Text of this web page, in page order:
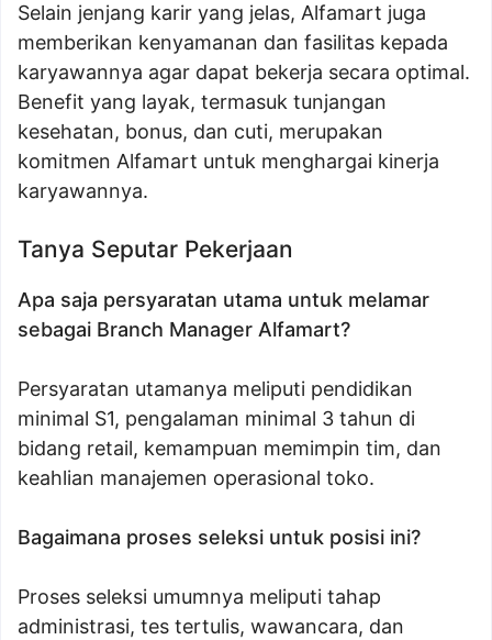
Selain jenjang karir yang jelas, Alfamart juga
memberikan kenyamanan dan fasilitas kepada
karyawannya agar dapat bekerja secara optimal.
Benefit yang layak, termasuk tunjangan
kesehatan, bonus, dan cuti, merupakan
komitmen Alfamart untuk menghargai kinerja
karyawannya.
Tanya Seputar Pekerjaan
Apa saja persyaratan utama untuk melamar
sebagai Branch Manager Alfamart?
Persyaratan utamanya meliputi pendidikan
minimal S1, pengalaman minimal 3 tahun di
bidang retail, kemampuan memimpin tim, dan
keahlian manajemen operasional toko.
Bagaimana proses seleksi untuk posisi ini?
Proses seleksi umumnya meliputi tahap
administrasi, tes tertulis, wawancara, dan